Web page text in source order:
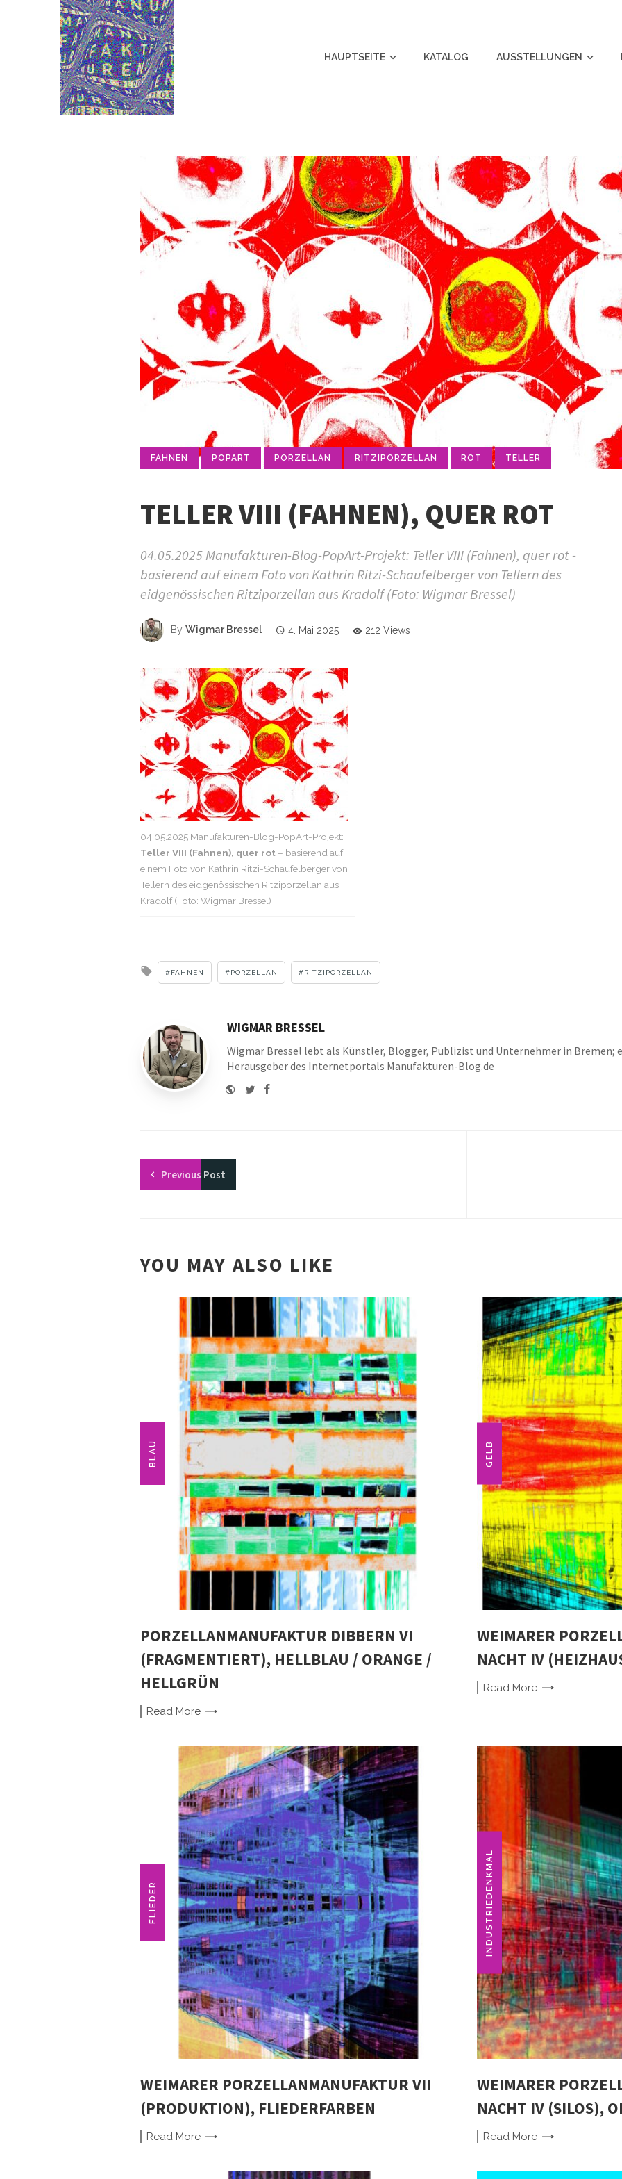
HAUPTSEITE KATALOG AUSSTELLUNGEN
FAHNEN POPART PORZELLAN RITZIPORZELLAN ROT TELLER
TELLER VIII (FAHNEN), QUER ROT
04.05.2025 Manufakturen-Blog-PopArt-Projekt: Teller VIII (Fahnen), quer rot -
basierend auf einem Foto von Kathrin Ritzi-Schaufelberger von Tellern des
eidgenössischen Ritziporzellan aus Kradolf (Foto: Wigmar Bressel)
By Wigmar Bressel 4. Mai 2025 212 Views
04.05.2025 Manufakturen-Blog-PopArt-Projekt:
Teller VIII (Fahnen), quer rot – basierend auf
einem Foto von Kathrin Ritzi-Schaufelberger von
Tellern des eidgenössischen Ritziporzellan aus
Kradolf (Foto: Wigmar Bressel)
Tagged
FAHNEN PORZELLAN RITZIPORZELLAN
WIGMAR BRESSEL
Wigmar Bressel lebt als Künstler, Blogger, Publizist und Unternehmer in Bremen;
Herausgeber des Internetportals Manufakturen-Blog.de
Website
TwitterFacebook
Previous Post
YOU MAY ALSO LIKE
BLAU
PORZELLANMANUFAKTUR DIBBERN VI
(FRAGMENTIERT), HELLBLAU / ORANGE /
HELLGRÜN
Read More
GELB
WEIMARER
NACHT IV
Read More
FLIEDER
WEIMARER PORZELLANMANUFAKTUR VII
(PRODUKTION), FLIEDERFARBEN
Read More
INDUSTRIEDENKMAL
WEIMARER
NACHT IV (SILOS),
Read More